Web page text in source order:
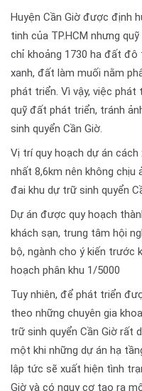
Huyện Cần Giờ được định
tinh của TP.HCM nhưng
chỉ khoảng 1730 ha đất
xanh, đất làm muối nằm
phát triển. Vì vậy, việc
quỹ đất phát triển, tránh
sinh quyển Cần Giờ.
Vị trí quy hoạch dự án
nhất 8,6km nên không
đai khu dự trữ sinh quyển
Dự án được quy hoạch
khách sạn, trung tâm hội
bộ, ngành cho ý kiến trước
hoạch phân khu 1/5000
Tuy nhiên, để phát triển
theo những chuyên gia
trữ sinh quyển Cần Giờ rất
một khi những dự án hạ
lập tức sẽ xuất hiện tình
Giờ và có nguy cơ tạo ra